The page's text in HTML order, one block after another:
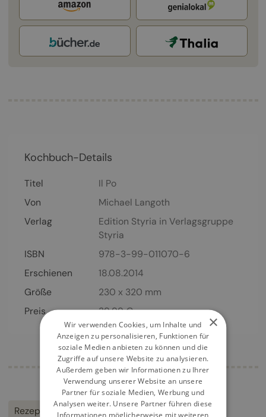
Kochbuch-Details
Titel
Il Po
Von
Michael Langoth
Verlag
Edition Styria in Verlagsgruppe
Styria
ISBN
978-3-99-011070-6
Erschienen
18.08.2014
Größe
230 x 320 mm
Preis
39,99€
Rezepte Kulinarik Italien
×
Wir verwenden Cookies, um Inhalte und
Anzeigen zu personalisieren, Funktionen für
soziale Medien anbieten zu können und die
Zugriffe auf unsere Website zu analysieren.
Außerdem geben wir Informationen zu Ihrer
Verwendung unserer Website an unsere
Partner für soziale Medien, Werbung und
Analysen weiter. Unsere Partner führen diese
Informationen möglicherweise mit weiteren